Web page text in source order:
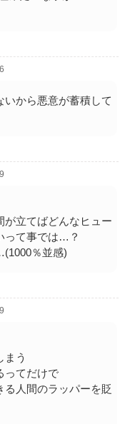
いから悪意が蓄積して
が立てばどんなヒュー
って事では…？
％並感)
まう
ってだけで
る人間のラッパーを貶